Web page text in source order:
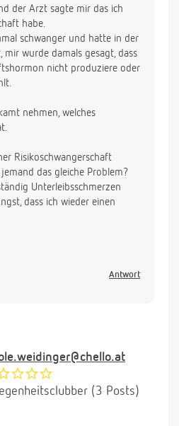
der Arzt sagte mir das ich
habe.
schwanger und hatte in der
mir wurde damals gesagt, dass
nicht produziere oder
nehmen, welches
Risikoschwangerschaft
das gleiche Problem?
Unterleibsschmerzen
dass ich wieder einen
Antwort
(3 Posts)